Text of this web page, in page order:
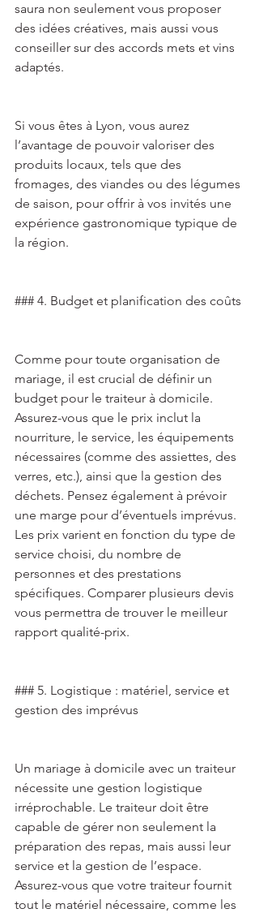
saura non seulement vous proposer
des idées créatives, mais aussi vous
conseiller sur des accords mets et vins
adaptés.
Si vous êtes à Lyon, vous aurez
l’avantage de pouvoir valoriser des
produits locaux, tels que des
fromages, des viandes ou des légumes
de saison, pour offrir à vos invités une
expérience gastronomique typique de
la région.
### 4. Budget et planification des coûts
Comme pour toute organisation de
mariage, il est crucial de définir un
budget pour le traiteur à domicile.
Assurez-vous que le prix inclut la
nourriture, le service, les équipements
nécessaires (comme des assiettes, des
verres, etc.), ainsi que la gestion des
déchets. Pensez également à prévoir
une marge pour d’éventuels imprévus.
Les prix varient en fonction du type de
service choisi, du nombre de
personnes et des prestations
spécifiques. Comparer plusieurs devis
vous permettra de trouver le meilleur
rapport qualité-prix.
### 5. Logistique : matériel, service et
gestion des imprévus
Un mariage à domicile avec un traiteur
nécessite une gestion logistique
irréprochable. Le traiteur doit être
capable de gérer non seulement la
préparation des repas, mais aussi leur
service et la gestion de l’espace.
Assurez-vous que votre traiteur fournit
tout le matériel nécessaire, comme les